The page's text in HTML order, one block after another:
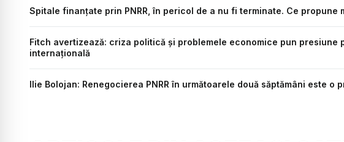
Spitale finanțate prin PNRR, în pericol de a nu fi terminate. Ce propune
Fitch avertizează: criza politică și problemele economice pun presiune
internațională
Ilie Bolojan: Renegocierea PNRR în următoarele două săptămâni este o